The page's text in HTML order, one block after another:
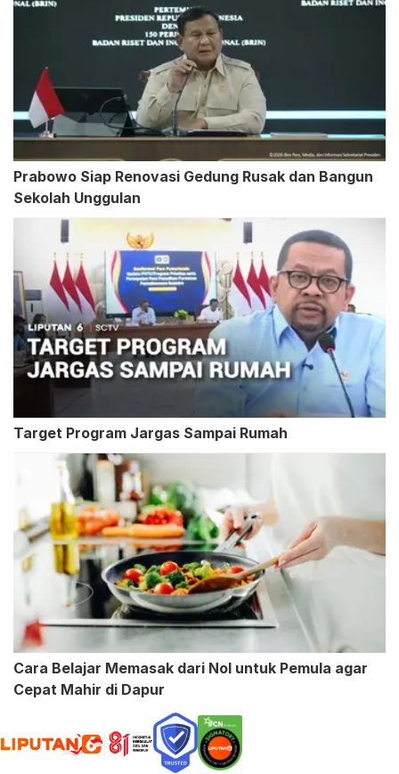
Prabowo Siap Renovasi Gedung Rusak dan Bangun
Sekolah Unggulan
Target Program Jargas Sampai Rumah
Cara Belajar Memasak dari Nol untuk Pemula agar
Cepat Mahir di Dapur